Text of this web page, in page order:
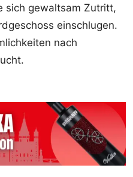
sich gewaltsam Zutritt,
einschlugen.
nach